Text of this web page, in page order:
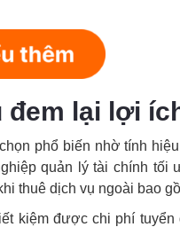
đem lại lợi
phổ biến nhờ tính
quản lý tài chính tối
thuê dịch vụ ngoài bao
kiệm được chi phí tuyển